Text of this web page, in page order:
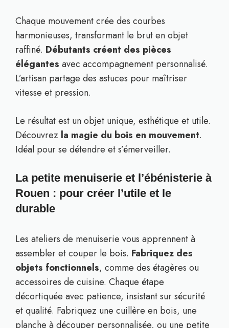
Chaque mouvement crée des courbes
harmonieuses, transformant le brut en objet
raffiné. Débutants créent des pièces
élégantes avec accompagnement personnalisé.
L’artisan partage des astuces pour maîtriser
vitesse et pression.
Le résultat est un objet unique, esthétique et utile.
Découvrez la magie du bois en mouvement.
Idéal pour se détendre et s’émerveiller.
La petite menuiserie et l’ébénisterie à
Rouen : pour créer l’utile et le
durable
Les ateliers de menuiserie vous apprennent à
assembler et couper le bois. Fabriquez des
objets fonctionnels, comme des étagères ou
accessoires de cuisine. Chaque étape
décortiquée avec patience, insistant sur sécurité
et qualité. Fabriquez une cuillère en bois, une
planche à découper personnalisée, ou une petite